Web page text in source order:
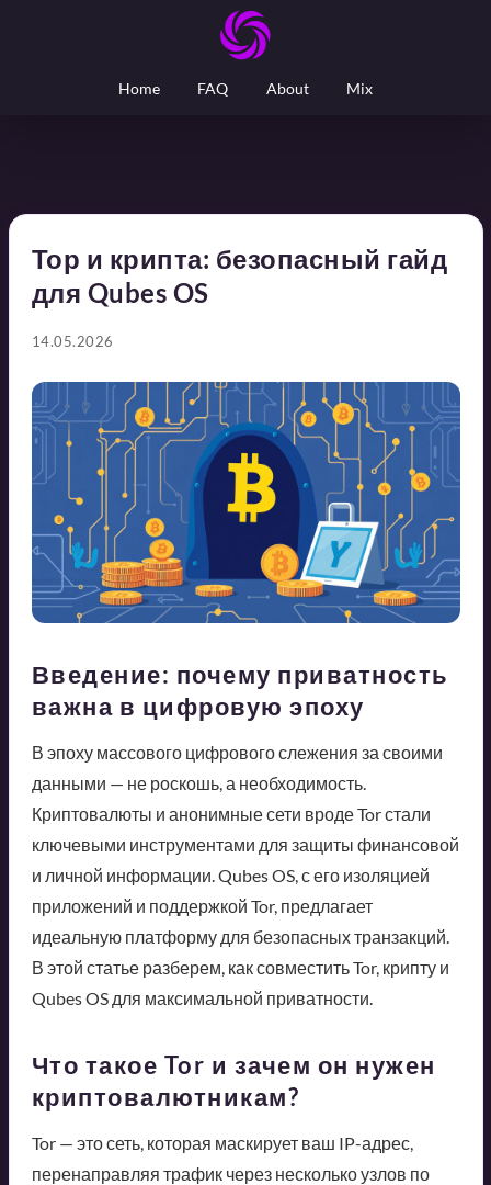
Home FAQ About Mix
Тор и крипта: безопасный гайд
для Qubes OS
14.05.2026
Введение: почему приватность
важна в цифровую эпоху
В эпоху массового цифрового слежения за своими
данными — не роскошь, а необходимость.
Криптовалюты и анонимные сети вроде Tor стали
ключевыми инструментами для защиты финансовой
и личной информации. Qubes OS, с его изоляцией
приложений и поддержкой Tor, предлагает
идеальную платформу для безопасных транзакций.
В этой статье разберем, как совместить Tor, крипту и
Qubes OS для максимальной приватности.
Что такое Tor и зачем он нужен
криптовалютникам?
Tor — это сеть, которая маскирует ваш IP-адрес,
перенаправляя трафик через несколько узлов по